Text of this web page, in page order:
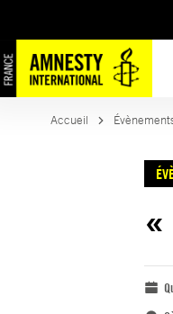
Accueil